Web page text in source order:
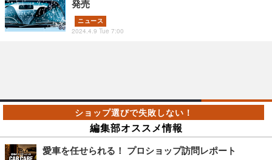
発売
ニュース
2024.4.9 Tue 7:00
編集部オススメ情報
愛車を任せられる！ プロショップ訪問レポート